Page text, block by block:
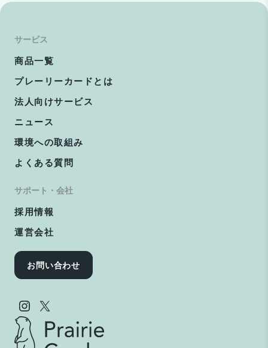
サービス
商品一覧
プレーリーカードとは
法人向けサービス
ニュース
環境への取組み
よくある質問
サポート・会社
採用情報
運営会社
お問い合わせ